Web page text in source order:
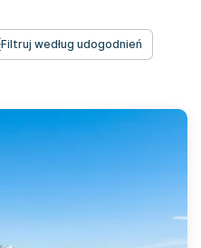
Filtruj według udogodnień